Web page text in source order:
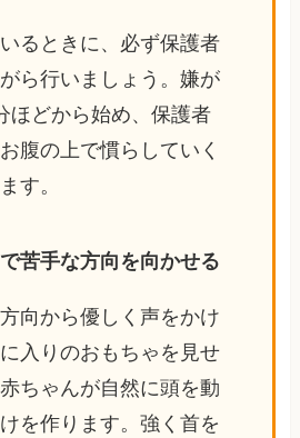
るときに、必ず保護者
ら行いましょう。嫌が
ほどから始め、保護者
腹の上で慣らしていく
す。
苦手な方向を向かせる
向から優しく声をかけ
入りのおもちゃを見せ
ちゃんが自然に頭を動
を作ります。強く首を